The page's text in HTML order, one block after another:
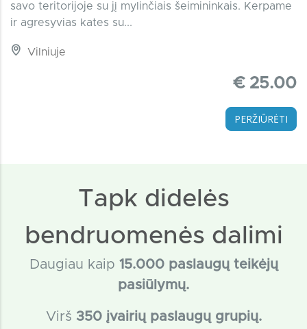
savo teritorijoje su jį mylinčiais šeimininkais. Kerpame
ir agresyvias kates su...
Vilniuje
€ 25.00
PERŽIŪRĖTI
Tapk didelės
bendruomenės dalimi
Daugiau kaip 15.000 paslaugų teikėjų
pasiūlymų.
Virš 350 įvairių paslaugų grupių.